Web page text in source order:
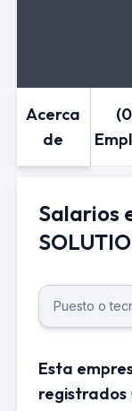
Acerca
de
Salarios
Esta
registrados